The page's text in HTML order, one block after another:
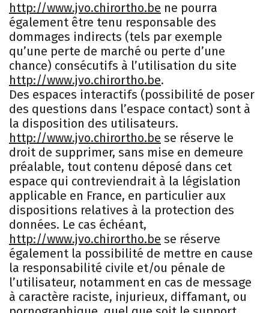
http://www.jvo.chirortho.be ne pourra
également être tenu responsable des
dommages indirects (tels par exemple
qu’une perte de marché ou perte d’une
chance) consécutifs à l’utilisation du site
http://www.jvo.chirortho.be.
Des espaces interactifs (possibilité de poser
des questions dans l’espace contact) sont à
la disposition des utilisateurs.
http://www.jvo.chirortho.be se réserve le
droit de supprimer, sans mise en demeure
préalable, tout contenu déposé dans cet
espace qui contreviendrait à la législation
applicable en France, en particulier aux
dispositions relatives à la protection des
données. Le cas échéant,
http://www.jvo.chirortho.be se réserve
également la possibilité de mettre en cause
la responsabilité civile et/ou pénale de
l’utilisateur, notamment en cas de message
à caractère raciste, injurieux, diffamant, ou